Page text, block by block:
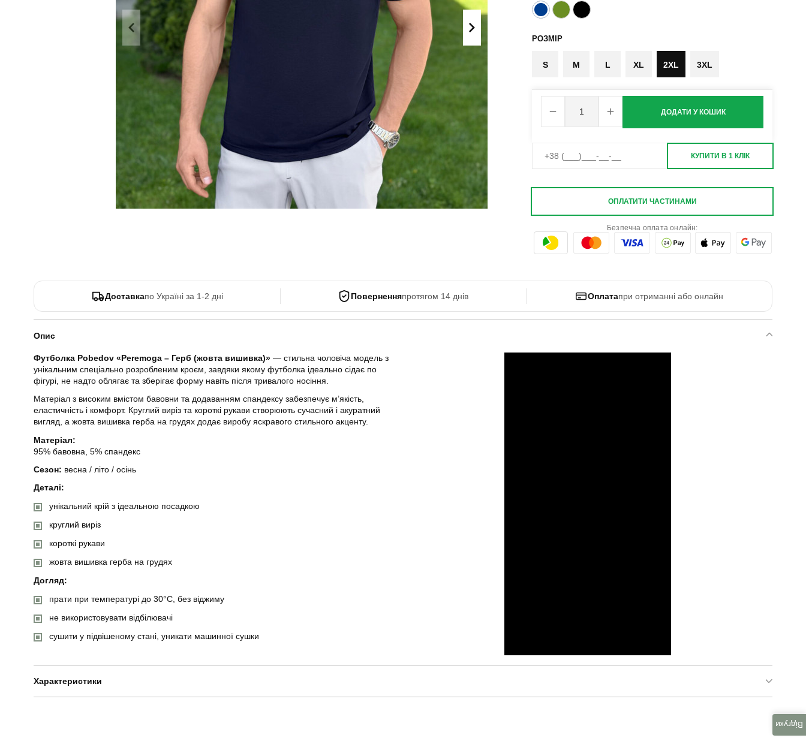
Сорочки
Футболки
Майки
ХУДІ, СВІТШОТИ, СВЕТРИ
Кофти
Светри
Світшоти
Худі
Боді
РОЗМІР
S M L XL 2XL 3XL
ДОДАТИ У КОШИК
КУПИТИ В 1 КЛІК
ОПЛАТИТИ ЧАСТИНАМИ
Безпечна оплата онлайн:
Доставкапо Україні за 1-2 дні Поверненняпротягом 14 днів Оплатапри отриманні або онлайн
Опис
Футболка Pobedov «Peremoga – Герб (жовта вишивка)» — стильна чоловіча модель з
унікальним спеціально розробленим кроєм, завдяки якому футболка ідеально сідає по
фігурі, не надто облягає та зберігає форму навіть після тривалого носіння.
Матеріал з високим вмістом бавовни та додаванням спандексу забезпечує м’якість,
еластичність і комфорт. Круглий виріз та короткі рукави створюють сучасний і акуратний
вигляд, а жовта вишивка герба на грудях додає виробу яскравого стильного акценту.
Матеріал:
95% бавовна, 5% спандекс
Сезон: весна / літо / осінь
Деталі:
унікальний крій з ідеальною посадкою
круглий виріз
короткі рукави
жовта вишивка герба на грудях
Догляд:
прати при температурі до 30°C, без віджиму
не використовувати відбілювачі
сушити у підвішеному стані, уникати машинної сушки
Характеристики
Відгуки